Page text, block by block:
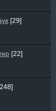
[29]
[22]